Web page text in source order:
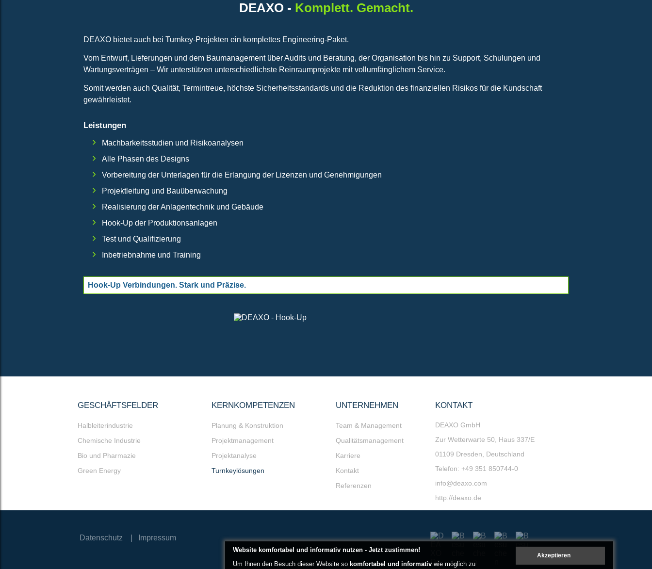
DEAXO Komplett. Gemacht.
DEAXO - Komplett. Gemacht.
DEAXO bietet auch bei Turnkey-Projekten ein komplettes Engineering-Paket.
Vom Entwurf, Lieferungen und dem Baumanagement über Audits und Beratung, der Organisation bis hin zu Support, Schulungen und
Wartungsverträgen – Wir unterstützen unterschiedlichste Reinraumprojekte mit vollumfänglichem Service.
Somit werden auch Qualität, Termintreue, höchste Sicherheitsstandards und die Reduktion des finanziellen Risikos für die Kundschaft
gewährleistet.
Leistungen
Machbarkeitsstudien und Risikoanalysen
Alle Phasen des Designs
Vorbereitung der Unterlagen für die Erlangung der Lizenzen und Genehmigungen
Projektleitung und Bauüberwachung
Realisierung der Anlagentechnik und Gebäude
Hook-Up der Produktionsanlagen
Test und Qualifizierung
Inbetriebnahme und Training
Hook-Up Verbindungen. Stark und Präzise.
GESCHÄFTSFELDER
Halbleiterindustrie
Chemische Industrie
Bio und Pharmazie
Green Energy
KERNKOMPETENZEN
Planung & Konstruktion
Projektmanagement
Projektanalyse
Turnkeylösungen
UNTERNEHMEN
Team & Management
Qualitätsmanagement
Karriere
Kontakt
Referenzen
KONTAKT
DEAXO GmbH
Zur Wetterwarte 50, Haus 337/E
01109 Dresden, Deutschland
Telefon:+49 351 850744-0
info@deaxo.com
http://deaxo.de
Datenschutz Impressum
Website komfortabel und informativ nutzen - Jetzt zustimmen!
Um Ihnen den Besuch dieser Website so komfortabel und informativ wie möglich zu